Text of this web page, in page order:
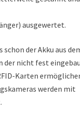
ausgewertet.
der Akku aus
der nicht fest
Karten
werden mit